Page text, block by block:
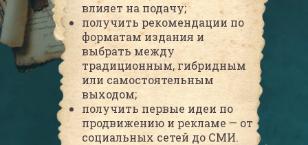
влияет на подачу;
получить рекомендации по
форматам издания и
выбрать между
традиционным, гибридным
или самостоятельным
выходом;
получить первые идеи по
продвижению и рекламе — от
социальных сетей до СМИ.